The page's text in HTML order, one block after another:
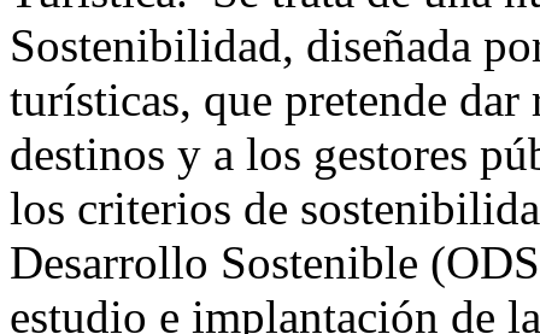
Sostenibilidad, diseñada
turísticas, que pretende dar
destinos y a los gestores
los criterios de
Desarrollo Sostenible
estudio e implantación de